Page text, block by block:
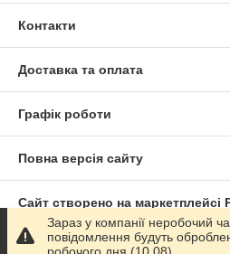
Контакти
Доставка та оплата
Графік роботи
Повна версія сайту
Сайт створено на маркетплейсі
Політика конфіденційності
Зараз у компанії неробочий
повідомлення будуть